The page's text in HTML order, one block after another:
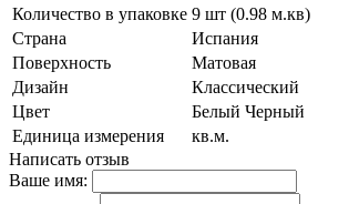
Количество в упаковке 9 шт (0.98 м.кв)
Страна
Испания
Поверхность
Матовая
Дизайн
Классический
Цвет
Белый Черный
Единица измерения
кв.м.
Написать отзыв
Ваше имя: